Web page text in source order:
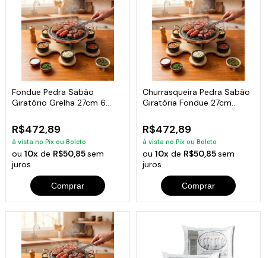
Fondue Pedra Sabão
Giratório Grelha 27cm 6
R$472,89
à vista no Pix ou Boleto
ou10x de R$50,85sem
juros
Comprar
Churrasqueira Pedra Sabão
Giratória Fondue 27cm
R$472,89
à vista no Pix ou Boleto
ou 10xde R$50,85sem
juros
Comprar